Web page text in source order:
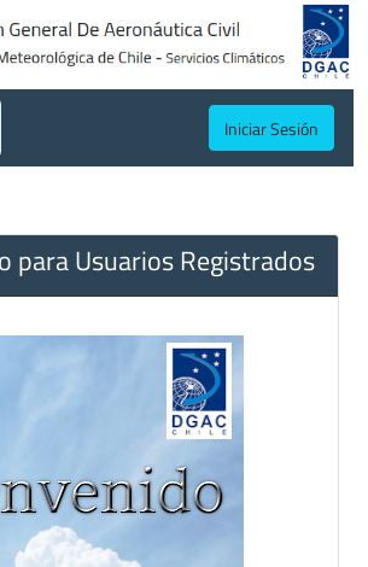
Iniciar Sesión
para Usuarios Registrados